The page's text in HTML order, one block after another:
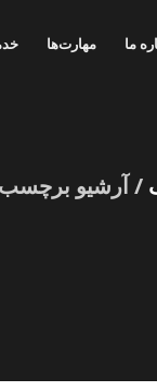
ما مهارت‌ها
/ آرشیو